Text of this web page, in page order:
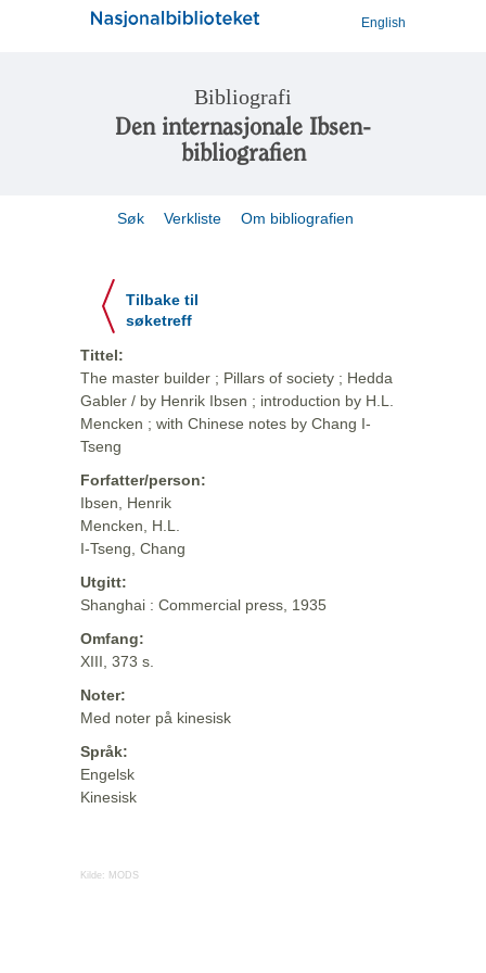
English
Bibliografi
Den internasjonale Ibsen-
bibliografien
Søk Verkliste Om bibliografien
Tilbake til
søketreff
Tittel:
The master builder ; Pillars of society ; Hedda
Gabler / by Henrik Ibsen ; introduction by H.L.
Mencken ; with Chinese notes by Chang I-
Tseng
Forfatter/person:
Ibsen, Henrik
Mencken, H.L.
I-Tseng, Chang
Utgitt:
Shanghai : Commercial press, 1935
Omfang:
XIII, 373 s.
Noter:
Med noter på kinesisk
Språk:
Engelsk
Kinesisk
Kilde: MODS